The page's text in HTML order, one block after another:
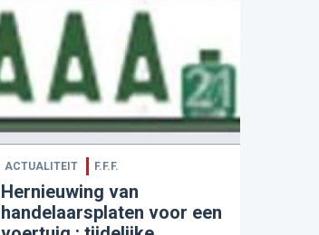
ACTUALITEIT F.F.F.
Hernieuwing van
handelaarsplaten voor een